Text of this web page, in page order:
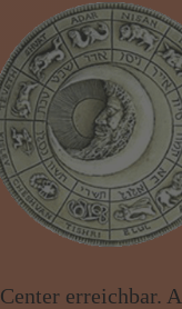
Menü:
Menü:
Wissen von
Center erreichbar.